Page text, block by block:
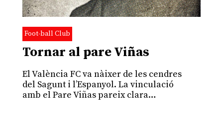
Foot-ball Club
Tornar al pare Viñas
El València FC va nàixer de les cendres
del Sagunt i l’Espanyol. La vinculació
amb el Pare Viñas pareix clara…